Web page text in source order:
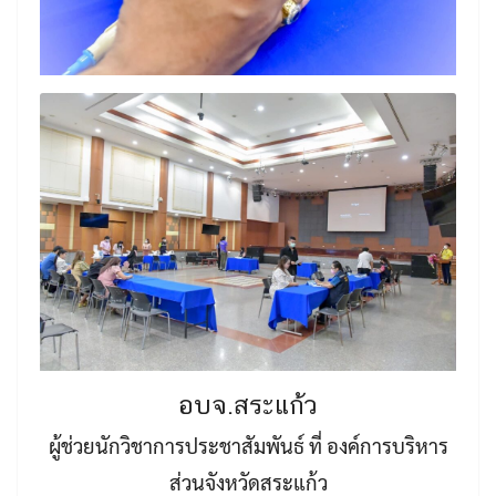
อบจ.สระแก้ว
ผู้ช่วยนักวิชาการประชาสัมพันธ์ ที่ องค์การบริหาร
ส่วนจังหวัดสระแก้ว